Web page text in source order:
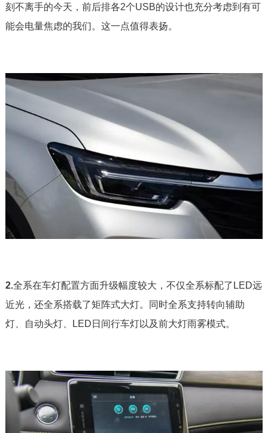
刻不离手的今天，前后排各2个USB的设计也充分考虑到有可
能会电量焦虑的我们。这一点值得表扬。
2.全系在车灯配置方面升级幅度较大，不仅全系标配了LED远
近光，还全系搭载了矩阵式大灯。同时全系支持转向辅助
灯、自动头灯、LED日间行车灯以及前大灯雨雾模式。